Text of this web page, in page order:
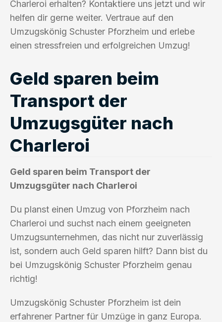
Charleroi erhalten? Kontaktiere uns jetzt und wir
helfen dir gerne weiter. Vertraue auf den
Umzugskönig Schuster Pforzheim und erlebe
einen stressfreien und erfolgreichen Umzug!
Geld sparen beim
Transport der
Umzugsgüter nach
Charleroi
Geld sparen beim Transport der
Umzugsgüter nach Charleroi
Du planst einen Umzug von Pforzheim nach
Charleroi und suchst nach einem geeigneten
Umzugsunternehmen, das nicht nur zuverlässig
ist, sondern auch Geld sparen hilft? Dann bist du
bei Umzugskönig Schuster Pforzheim genau
richtig!
Umzugskönig Schuster Pforzheim ist dein
erfahrener Partner für Umzüge in ganz Europa.